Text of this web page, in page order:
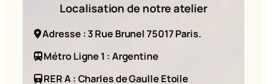
Localisation de notre atelier
Adresse : 3 Rue Brunel 75017 Paris.
Métro Ligne 1 : Argentine
RER A : Charles de Gaulle Etoile